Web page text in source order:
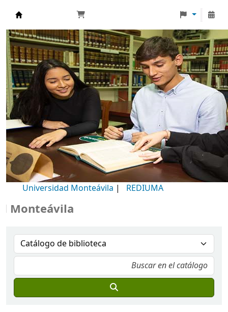
Biblioteca Universidad Monteávila
Universidad Monteávila | REDIUMA